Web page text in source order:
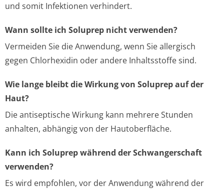
und somit Infektionen verhindert.
Wann sollte ich Soluprep nicht verwenden?
Vermeiden Sie die Anwendung, wenn Sie allergisch
gegen Chlorhexidin oder andere Inhaltsstoffe sind.
Wie lange bleibt die Wirkung von Soluprep auf der
Haut?
Die antiseptische Wirkung kann mehrere Stunden
anhalten, abhängig von der Hautoberfläche.
Kann ich Soluprep während der Schwangerschaft
verwenden?
Es wird empfohlen, vor der Anwendung während der